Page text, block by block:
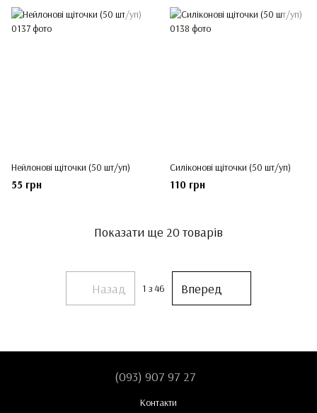
Нейлонові щіточки (50 шт/уп)
55 грн
Силіконові щіточки (50 шт/уп)
110 грн
Показати ще 20 товарів
Назад 1 з 46 Вперед
(093) 907 97 27
Контакти